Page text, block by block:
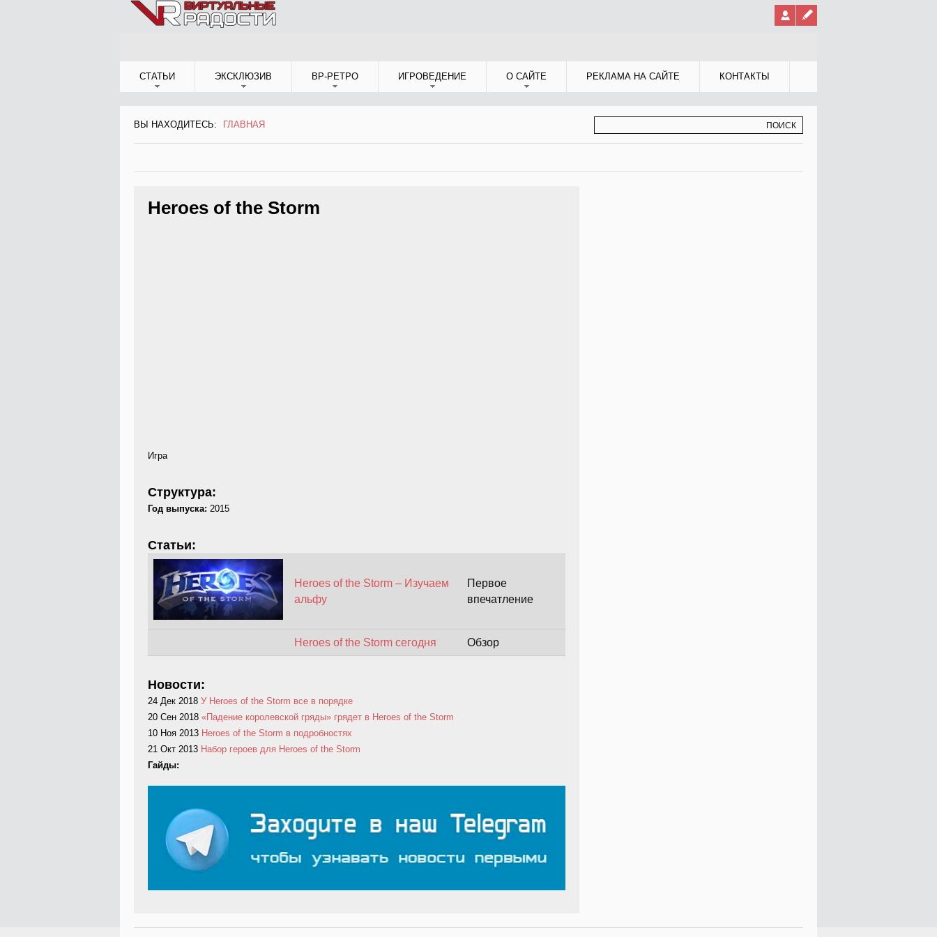
СТАТЬИ ЭКСКЛЮЗИВ ВР-РЕТРО ИГРОВЕДЕНИЕ О САЙТЕ РЕКЛАМА НА САЙТЕ КОНТАКТЫ
ВЫ НАХОДИТЕСЬ:
ВЫ НАХОДИТЕСЬ
ГЛАВНАЯ
Heroes of the Storm
Игра
Структура:
Год выпуска: 2015
Статьи:
Heroes of the Storm – Изучаем
альфу
Первое
впечатление
Heroes of the Storm сегодня Обзор
Новости:
24 Дек 2018 У Heroes of the Storm все в порядке
20 Сен 2018 «Падение королевской гряды» грядет в Heroes of the Storm
10 Ноя 2013 Heroes of the Storm в подробностях
21 Окт 2013 Набор героев для Heroes of the Storm
Гайды: